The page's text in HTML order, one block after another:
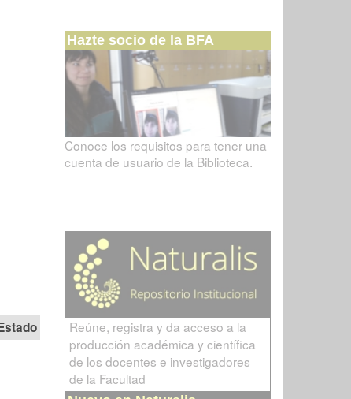
Hazte socio de la BFA
Conoce los requisitos para tener una
cuenta de usuario de la Biblioteca.
Reúne, registra y da acceso a la
producción académica y científica
de los docentes e investigadores
de la Facultad